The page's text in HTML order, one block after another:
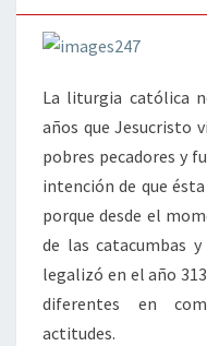
La liturgia católica
años que Jesucristo
pobres pecadores y
intención de que
porque desde el
de las catacumbas
legalizó en el año
diferentes en
actitudes.